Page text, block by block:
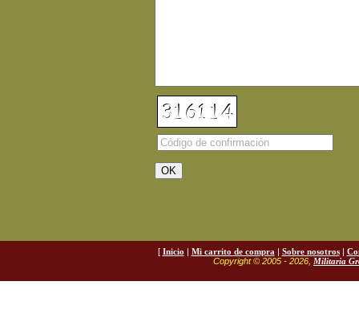
[ Inicio | Mi carrito de compra | Sobre nosotros|
Copyright © 2005 - 2026, Militaria